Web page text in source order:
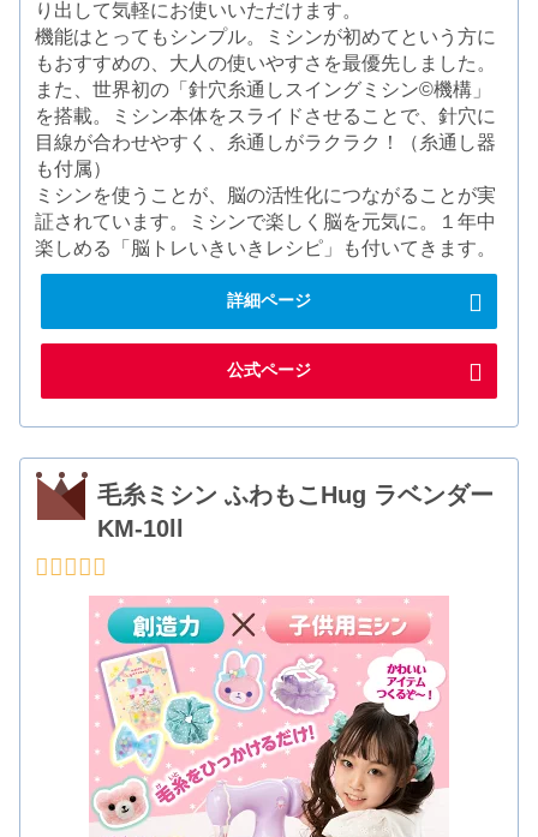
り出して気軽にお使いいただけます。
機能はとってもシンプル。ミシンが初めてという方に
もおすすめの、大人の使いやすさを最優先しました。
また、世界初の「針穴糸通しスイングミシン©機構」
を搭載。ミシン本体をスライドさせることで、針穴に
目線が合わせやすく、糸通しがラクラク！（糸通し器
も付属）
ミシンを使うことが、脳の活性化につながることが実
証されています。ミシンで楽しく脳を元気に。１年中
楽しめる「脳トレいきいきレシピ」も付いてきます。
詳細ページ
公式ページ
毛糸ミシン ふわもこHug ラベンダー
KM-10ll